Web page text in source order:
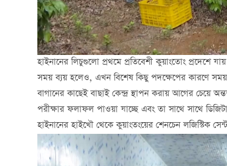
হাইনানের লিচুগুলো প্রথমে প্রতিবেশী কুয়াংতোং প্রদেশে
সময় ব্যয় হলেও, এখন বিশেষ কিছু পদক্ষেপের কারণে
বাগানের কাছেই বাছাই কেন্দ্র স্থাপন করায় আগের চেয়ে
পরীক্ষার ফলাফল পাওয়া যাচ্ছে এবং তা সাথে সাথে
হাইনানের হাইখৌ থেকে কুয়াংতংয়ের শেনচেন লজিস্টিক